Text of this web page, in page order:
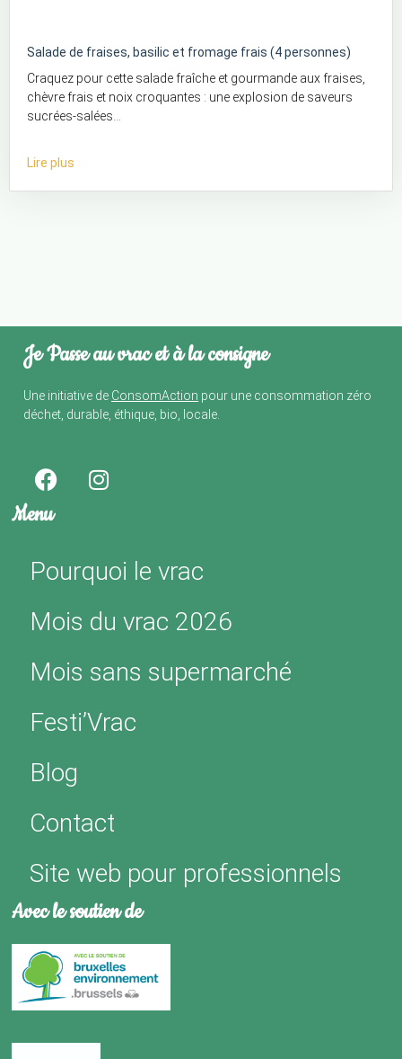
Salade de fraises, basilic et fromage frais (4 personnes)
Craquez pour cette salade fraîche et gourmande aux fraises,
chèvre frais et noix croquantes : une explosion de saveurs
sucrées-salées...
Lire plus
Je Passe au vrac et à la consigne
Une initiative de ConsomAction pour une consommation zéro
déchet, durable, éthique, bio, locale.
Menu
Pourquoi le vrac
Mois du vrac 2026
Mois sans supermarché
Festi’Vrac
Blog
Contact
Site web pour professionnels
Avec le soutien de